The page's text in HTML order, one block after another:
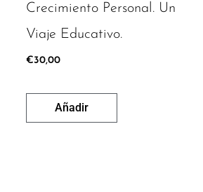
Crecimiento Personal. Un
Viaje Educativo.
€30,00
Añadir